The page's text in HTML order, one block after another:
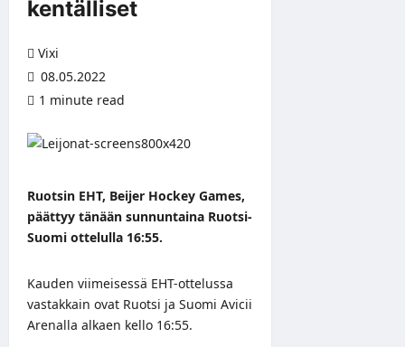
kentälliset
Vixi
08.05.2022
1 minute read
Ruotsin EHT, Beijer Hockey Games,
päättyy tänään sunnuntaina Ruotsi-
Suomi ottelulla 16:55.
Kauden viimeisessä EHT-ottelussa
vastakkain ovat Ruotsi ja Suomi Avicii
Arenalla alkaen kello 16:55.